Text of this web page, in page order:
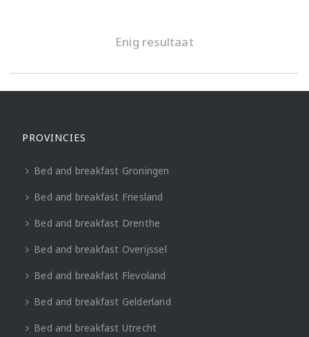
Enig resultaat
PROVINCIES
Bed and breakfast Groningen
Bed and breakfast Friesland
Bed and breakfast Drenthe
Bed and breakfast Overijssel
Bed and breakfast Flevoland
Bed and breakfast Gelderland
Bed and breakfast Utrecht